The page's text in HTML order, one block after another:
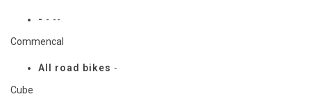
- - --
Commencal
All road bikes -
Cube